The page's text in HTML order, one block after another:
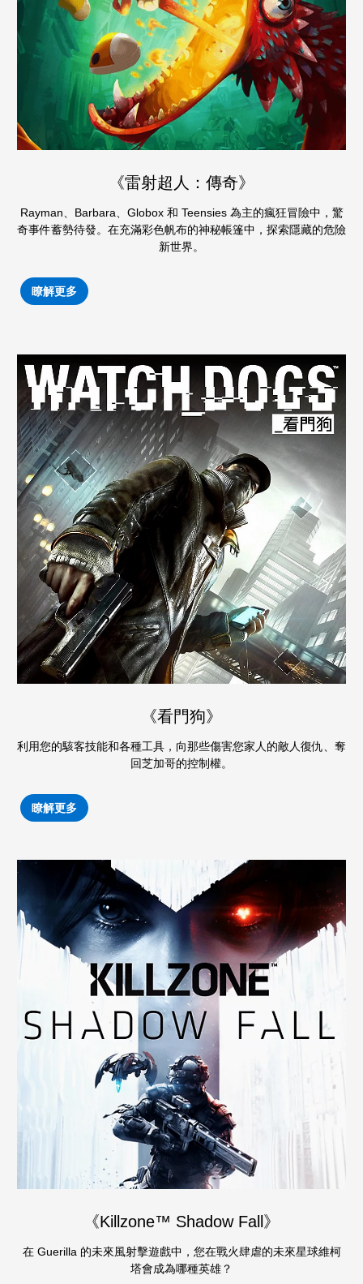
《雷射超人：傳奇》
Rayman、Barbara、Globox 和 Teensies 為主的瘋狂冒險中，驚
奇事件蓄勢待發。在充滿彩色帆布的神秘帳篷中，探索隱藏的危險
新世界。
瞭解更多
《看門狗》
利用您的駭客技能和各種工具，向那些傷害您家人的敵人復仇、奪
回芝加哥的控制權。
瞭解更多
《Killzone™ Shadow Fall》
在 Guerilla 的未來風射擊遊戲中，您在戰火肆虐的未來星球維柯
塔會成為哪種英雄？